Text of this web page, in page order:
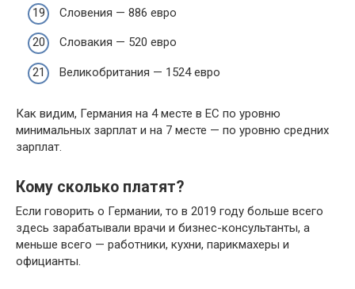
Словения — 886 евро
Словакия — 520 евро
Великобритания — 1524 евро
Как видим, Германия на 4 месте в ЕС по уровню
минимальных зарплат и на 7 месте — по уровню средних
зарплат.
Кому сколько платят?
Если говорить о Германии, то в 2019 году больше всего
здесь зарабатывали врачи и бизнес-консультанты, а
меньше всего — работники, кухни, парикмахеры и
официанты.